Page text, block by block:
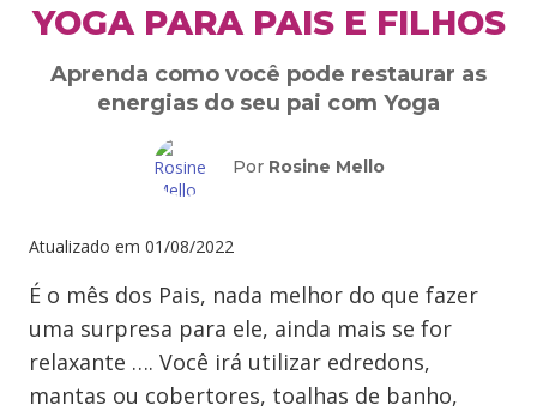
YOGA PARA PAIS E FILHOS
Aprenda como você pode restaurar as
energias do seu pai com Yoga
Por Rosine Mello
Atualizado em 01/08/2022
É o mês dos Pais, nada melhor do que fazer
uma surpresa para ele, ainda mais se for
relaxante …. Você irá utilizar edredons,
mantas ou cobertores, toalhas de banho,